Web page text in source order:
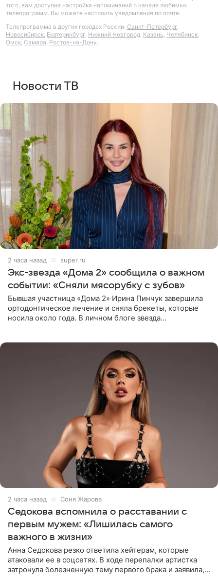
того, вам доступна настройка напоминаний о начале любимых
телепрограмм. Вы можете настроить уведомления по почте.
Телепрограмма в других городах России: Санкт-Петербург,
Новосибирск, Екатеринбург, Нижний Новгород, Казань, Челябинск,
Омск, Самара, Ростов-на-Дону.
Новости ТВ
2 часа назад super.ru
Экс-звезда «Дома 2» сообщила о важном
событии: «Сняли мясорубку с зубов»
Бывшая участница «Дома 2» Ирина Пинчук завершила
ортодонтическое лечение и сняла брекеты, которые
носила около года. В личном блоге звезда
2 часа назад Соня Жарова
Седокова вспомнила о расставании с
первым мужем: «Лишилась самого
важного в жизни»
Анна Седокова резко ответила хейтерам, которые
атаковали ее в соцсетях. В ходе перепалки артистка
затронула болезненную тему первого брака и заявила,